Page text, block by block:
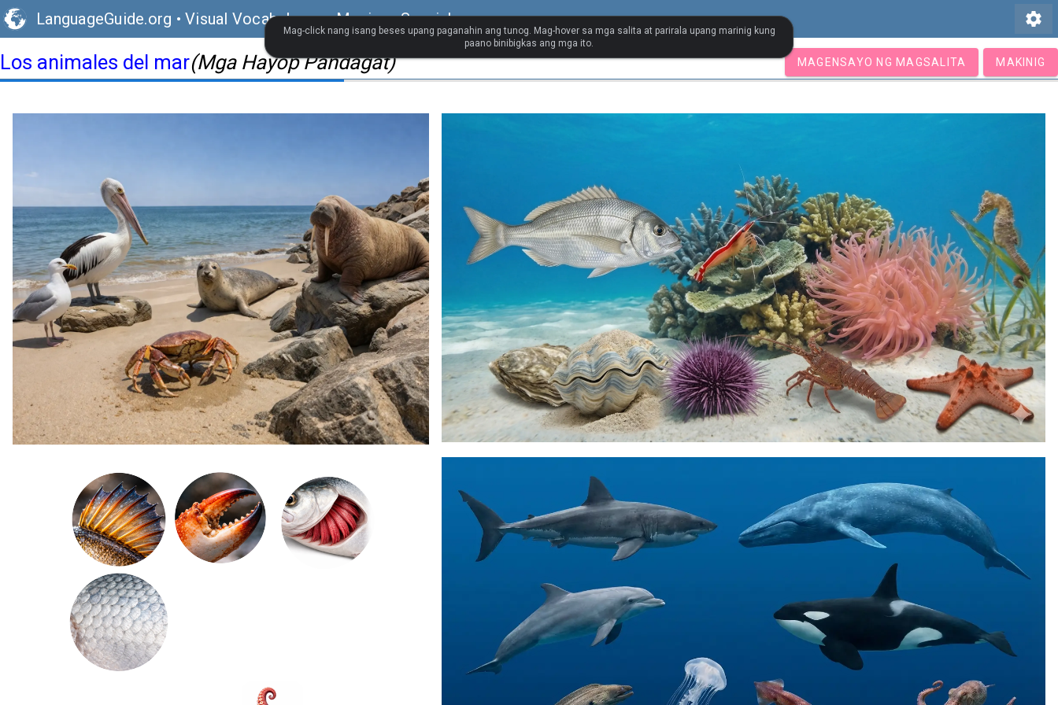
LanguageGuide.org • Visual Vocabulary ng Mexican Spanish settings
Los animales del mar(Mga Hayop Pandagat) MAGENSAYO NG MAGSALITA MAKINIG
Mag-click nang isang beses upang paganahin ang tunog. Mag-hover sa mga salita at parirala upang marinig kung
paano binibigkas ang mga ito.